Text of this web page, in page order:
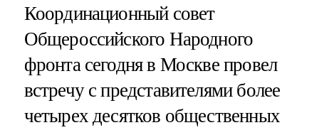
Координационный совет
Общероссийского Народного
фронта сегодня в Москве провел
встречу с представителями более
четырех десятков общественных